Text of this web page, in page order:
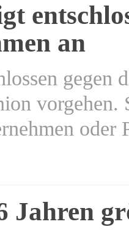
an
gegen
Jahren